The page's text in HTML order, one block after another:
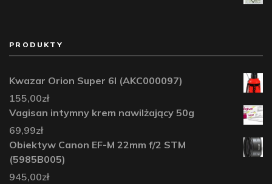
PRODUKTY
Kwazar Orion Super 6l (AKC000097)
155,00zł
Vagisan intymny krem nawilżający 50g
69,99zł
Obiektyw Canon EF-M 22mm f/2 STM
(5985B005)
945,00zł